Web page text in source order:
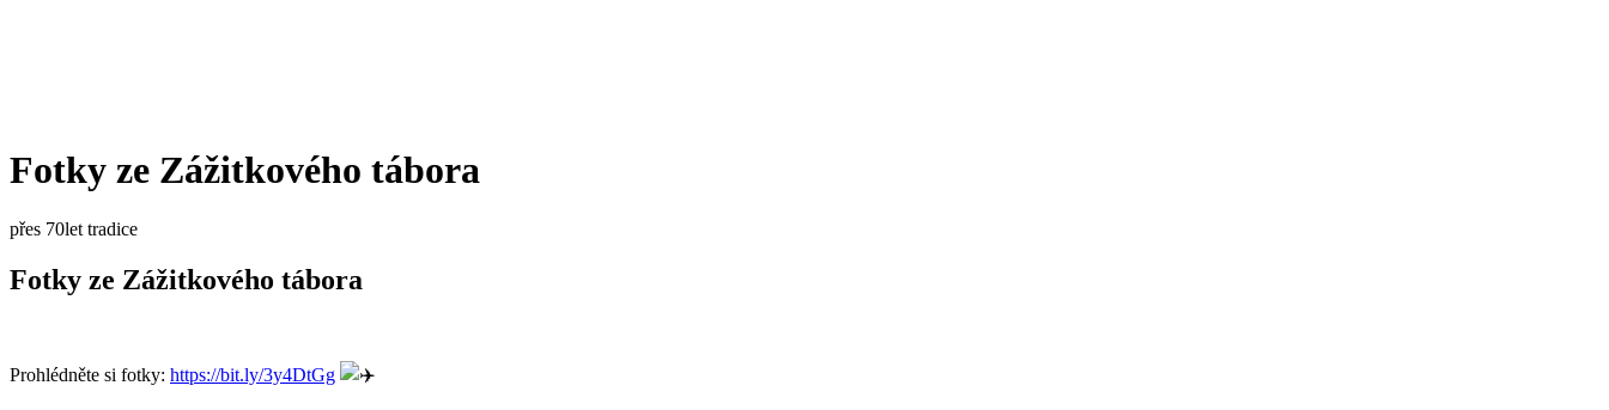
Fotky ze Zážitkového tábora
přes 70let tradice
Fotky ze Zážitkového tábora
Prohlédněte si fotky: https://bit.ly/3y4DtGg